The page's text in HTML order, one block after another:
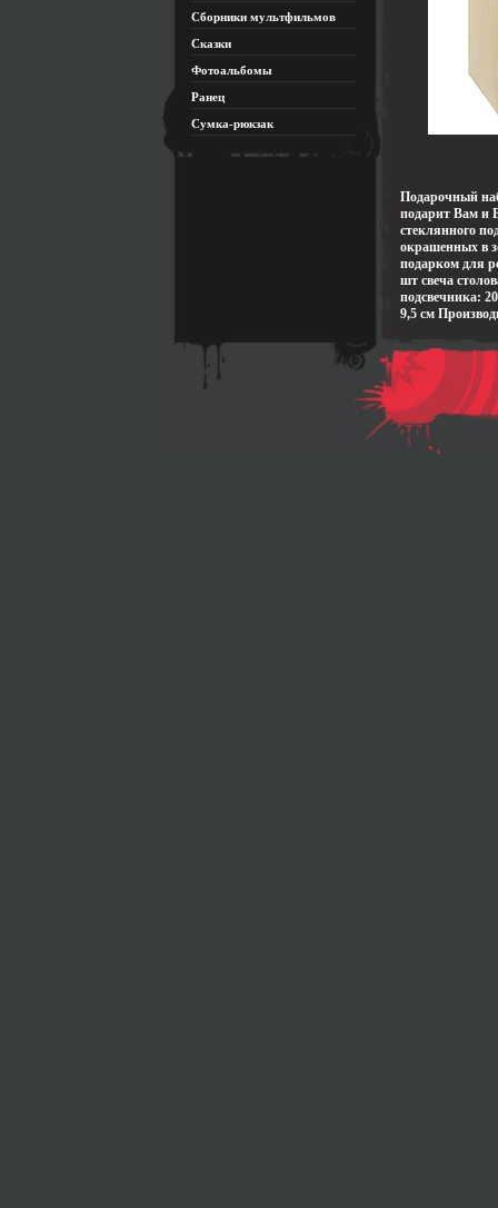
Сборники мультфильмов
Сказки
Фотоальбомы
Ранец
Сумка-рюкзак
Подарочный
подарит Вам и
стеклянного
окрашенных в
подарком для
шт свеча
подсвечника:
9,5 см